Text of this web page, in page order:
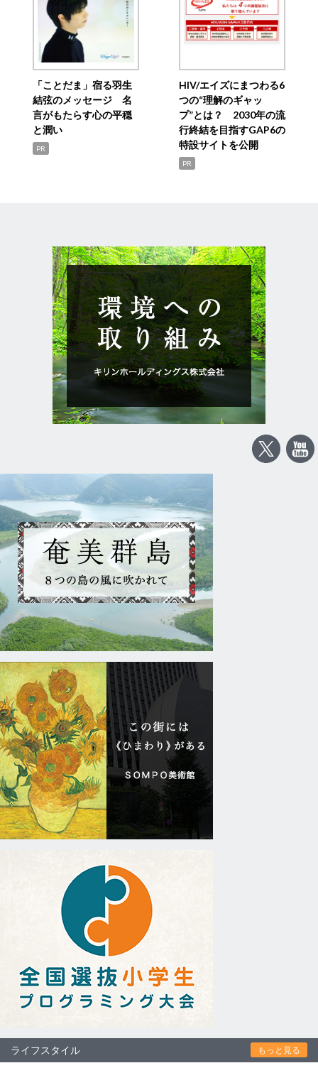
「ことだま」宿る羽生
結弦のメッセージ 名
言がもたらす心の平穏
と潤い
PR
HIV/エイズにまつわる6
つの“理解のギャッ
プ”とは？ 2030年の流
行終結を目指すGAP6の
特設サイトを公開
PR
ライフスタイル もっと見る